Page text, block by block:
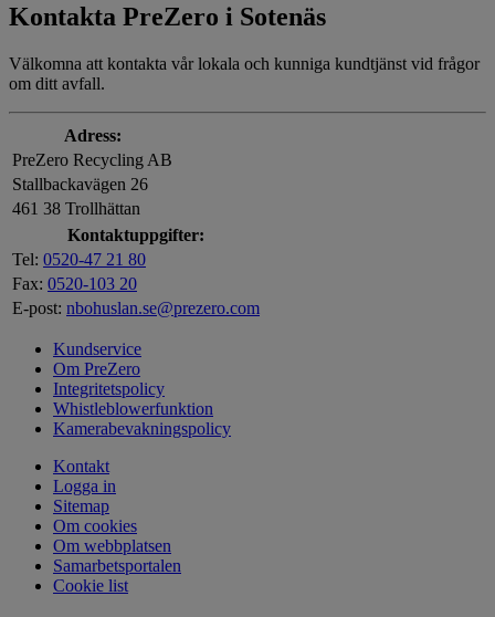
Kontakta PreZero i Sotenäs
Välkomna att kontakta vår lokala och kunniga kundtjänst vid frågor
om ditt avfall.
Adress:
PreZero Recycling AB
Stallbackavägen 26
461 38 Trollhättan
Kontaktuppgifter:
Tel: 0520-47 21 80
Fax: 0520-103 20
E-post: nbohuslan.se@prezero.com
Kundservice
Om PreZero
Integritetspolicy
Whistleblowerfunktion
Kamerabevakningspolicy
Kontakt
Logga in
Sitemap
Om cookies
Om webbplatsen
Samarbetsportalen
Cookie list